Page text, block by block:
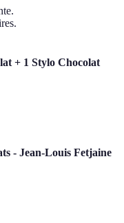
+ 1 Stylo Chocolat
- Jean-Louis Fetjaine